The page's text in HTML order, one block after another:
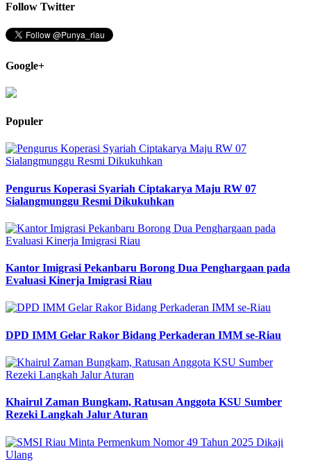
Follow Twitter
Google+
Populer
Pengurus Koperasi Syariah Ciptakarya Maju RW 07
Sialangmunggu Resmi Dikukuhkan
Kantor Imigrasi Pekanbaru Borong Dua Penghargaan pada
Evaluasi Kinerja Imigrasi Riau
DPD IMM Gelar Rakor Bidang Perkaderan IMM se-Riau
Khairul Zaman Bungkam, Ratusan Anggota KSU Sumber
Rezeki Langkah Jalur Aturan